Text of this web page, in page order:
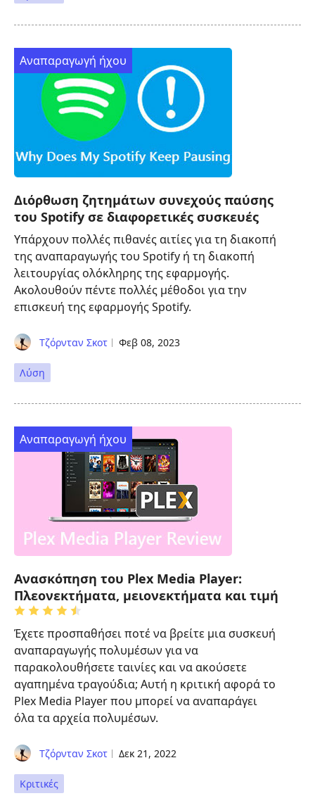
Αναπαραγωγή ήχου
Διόρθωση ζητημάτων συνεχούς παύσης
του Spotify σε διαφορετικές συσκευές
Υπάρχουν πολλές πιθανές αιτίες για τη διακοπή
της αναπαραγωγής του Spotify ή τη διακοπή
λειτουργίας ολόκληρης της εφαρμογής.
Ακολουθούν πέντε πολλές μέθοδοι για την
επισκευή της εφαρμογής Spotify.
Τζόρνταν Σκοτ Φεβ 08, 2023
Λύση
Αναπαραγωγή ήχου
Ανασκόπηση του Plex Media Player:
Πλεονεκτήματα, μειονεκτήματα και τιμή
Έχετε προσπαθήσει ποτέ να βρείτε μια συσκευή
αναπαραγωγής πολυμέσων για να
παρακολουθήσετε ταινίες και να ακούσετε
αγαπημένα τραγούδια; Αυτή η κριτική αφορά το
Plex Media Player που μπορεί να αναπαράγει
όλα τα αρχεία πολυμέσων.
Τζόρνταν Σκοτ Δεκ 21, 2022
Κριτικές